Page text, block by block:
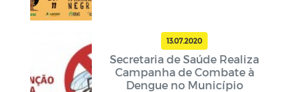
13.07.2020
Secretaria de Saúde Realiza
Campanha de Combate à
Dengue no Município